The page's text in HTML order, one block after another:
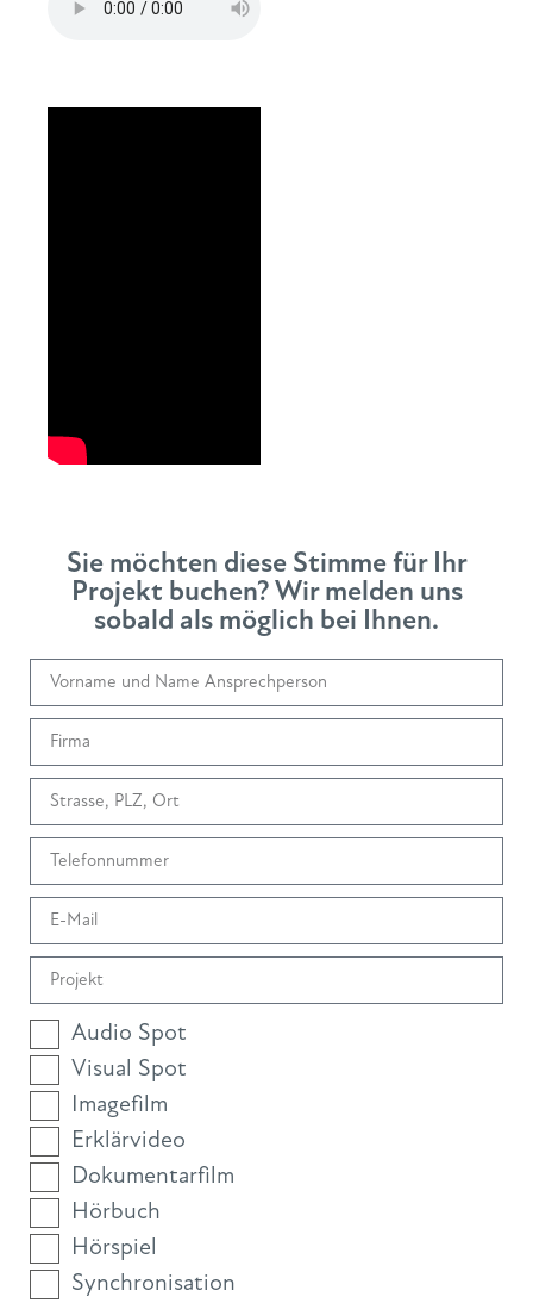
Sie möchten diese Stimme für Ihr
Projekt buchen? Wir melden uns
sobald als möglich bei Ihnen.
Audio Spot
Visual Spot
Imagefilm
Erklärvideo
Dokumentarfilm
Hörbuch
Hörspiel
Synchronisation